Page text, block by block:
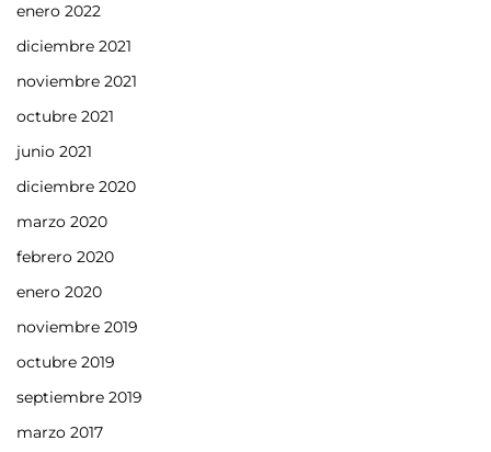
enero 2022
diciembre 2021
noviembre 2021
octubre 2021
junio 2021
diciembre 2020
marzo 2020
febrero 2020
enero 2020
noviembre 2019
octubre 2019
septiembre 2019
marzo 2017